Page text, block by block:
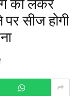
को लेकर
सीज होगी